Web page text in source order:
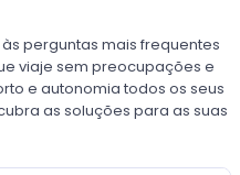
perguntas mais frequentes
viaje sem preocupações e
e autonomia todos os seus
as soluções para as suas